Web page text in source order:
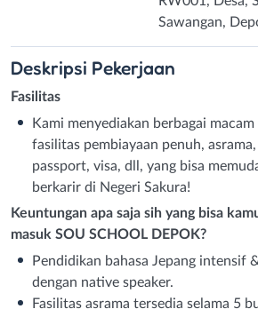
Sawangan,
Deskripsi Pekerjaan
Fasilitas
Kami menyediakan berbagai
fasilitas pembiayaan penuh,
passport, visa, dll, yang bisa
berkarir di Negeri Sakura!
Keuntungan apa saja sih yang bisa
masuk SOU SCHOOL DEPOK?
Pendidikan bahasa Jepang intensif
dengan native speaker.
Fasilitas asrama tersedia selama 5